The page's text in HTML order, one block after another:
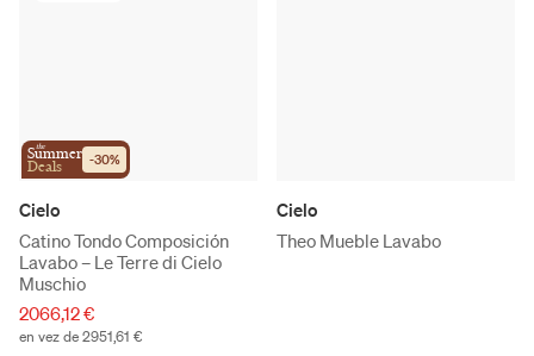
the
Summer
Deals -30%
Cielo
Catino Tondo Composición
Lavabo – Le Terre di Cielo
Muschio
2066,12 €
en vez de 2951,61 €
Cielo
Theo Mueble Lavabo